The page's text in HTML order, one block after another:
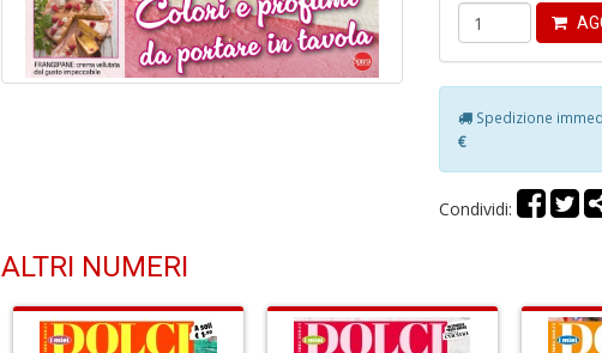
Spedizione
€
Condividi:
ALTRI NUMERI